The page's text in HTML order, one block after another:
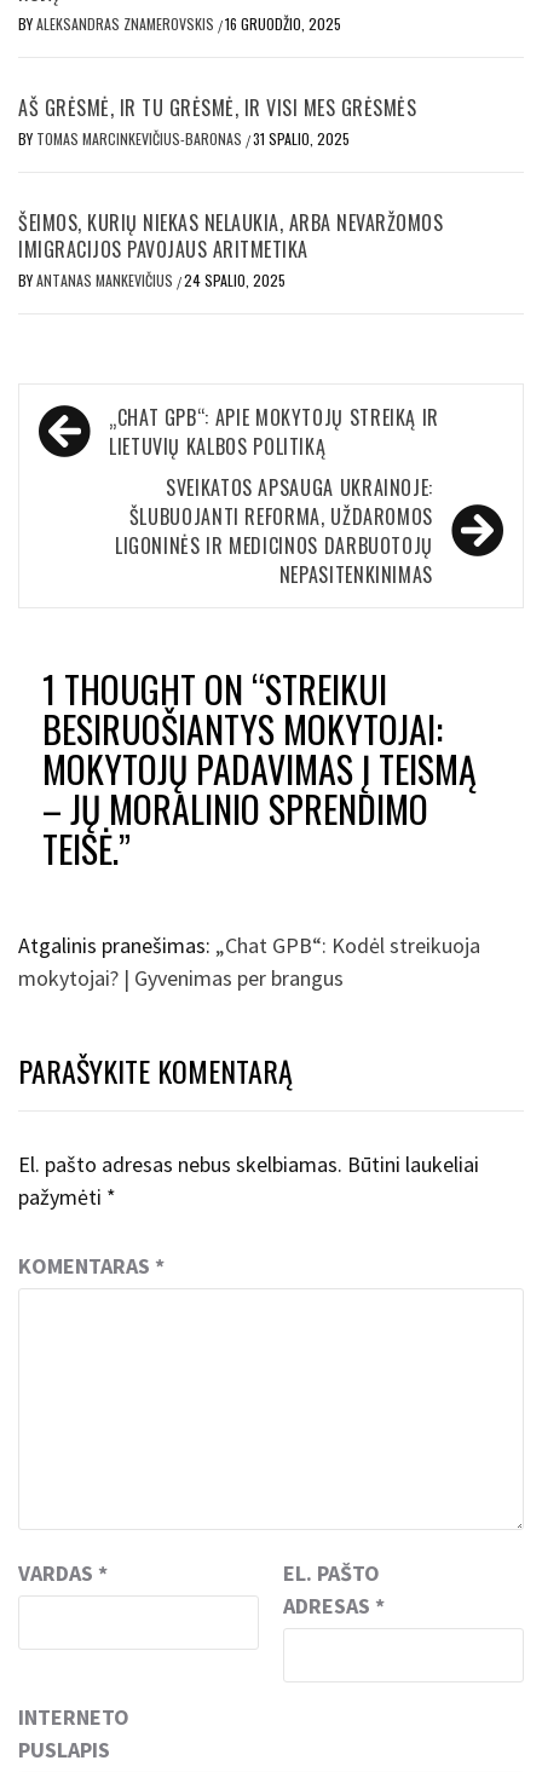
BYALEKSANDRAS ZNAMEROVSKIS /16 GRUODŽIO, 2025
AŠ GRĖSMĖ, IR TU GRĖSMĖ, IR VISI MES GRĖSMĖS
BY TOMAS MARCINKEVIČIUS-BARONAS /31 SPALIO, 2025
ŠEIMOS, KURIŲ NIEKAS NELAUKIA, ARBA NEVARŽOMOS
IMIGRACIJOS PAVOJAUS ARITMETIKA
BYANTANAS MANKEVIČIUS /24 SPALIO, 2025
Navigacija
tarp
„CHAT GPB“: APIE MOKYTOJŲ STREIKĄ IR
LIETUVIŲ KALBOS POLITIKĄ
SVEIKATOS APSAUGA UKRAINOJE:
ŠLUBUOJANTI REFORMA, UŽDAROMOS
LIGONINĖS IR MEDICINOS DARBUOTOJŲ
NEPASITENKINIMAS
1 THOUGHT ON “STREIKUI
BESIRUOŠIANTYS MOKYTOJAI:
MOKYTOJŲ PADAVIMAS Į TEISMĄ
– JŲ MORALINIO SPRENDIMO
TEISĖ.”
Atgalinis pranešimas: „Chat GPB“: Kodėl streikuoja
mokytojai? | Gyvenimas per brangus
PARAŠYKITE KOMENTARĄ
El. pašto adresas nebus skelbiamas. Būtini laukeliai
pažymėti *
KOMENTARAS *
VARDAS *
EL. PAŠTO
ADRESAS *
INTERNETO
PUSLAPIS